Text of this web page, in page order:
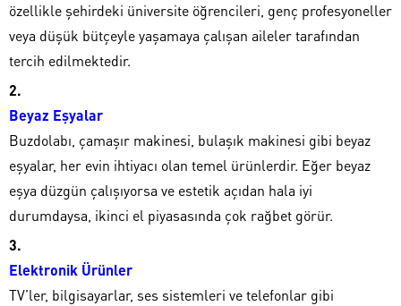
özellikle şehirdeki üniversite öğrencileri, genç profesyoneller
veya düşük bütçeyle yaşamaya çalışan aileler tarafından
tercih edilmektedir.
Beyaz Eşyalar
Buzdolabı, çamaşır makinesi, bulaşık makinesi gibi beyaz
eşyalar, her evin ihtiyacı olan temel ürünlerdir. Eğer beyaz
eşya düzgün çalışıyorsa ve estetik açıdan hala iyi
durumdaysa, ikinci el piyasasında çok rağbet görür.
Elektronik Ürünler
TV’ler, bilgisayarlar, ses sistemleri ve telefonlar gibi